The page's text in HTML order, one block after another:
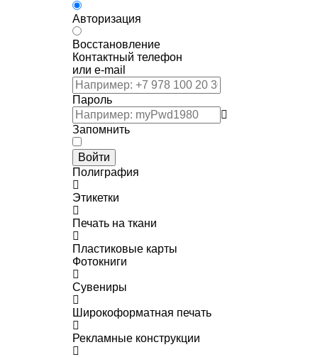
Авторизация
Восстановление
Контактный телефон
или e-mail
Пароль
Запомнить
Войти
Полиграфия
Этикетки
Печать на ткани
Пластиковые карты
Фотокниги
Сувениры
Широкоформатная печать
Рекламные конструкции